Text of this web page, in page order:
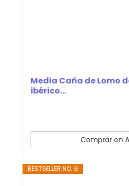
Media Caña de Lomo
ibérico...
Comprar en
BESTSELLER NO. 6